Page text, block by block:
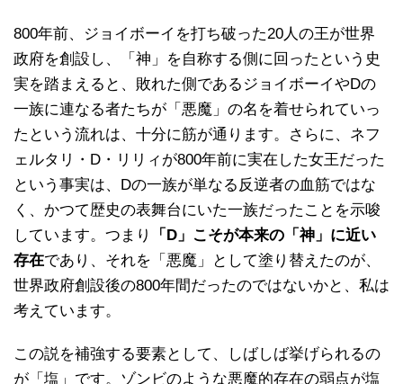
800年前、ジョイボーイを打ち破った20人の王が世界
政府を創設し、「神」を自称する側に回ったという史
実を踏まえると、敗れた側であるジョイボーイやDの
一族に連なる者たちが「悪魔」の名を着せられていっ
たという流れは、十分に筋が通ります。さらに、ネフ
ェルタリ・D・リリィが800年前に実在した女王だった
という事実は、Dの一族が単なる反逆者の血筋ではな
く、かつて歴史の表舞台にいた一族だったことを示唆
しています。つまり
「D」こそが本来の「神」に近い
存在であり、それを「悪魔」として塗り替えたのが、
世界政府創設後の800年間だったのではないかと、私は
考えています。
この説を補強する要素として、しばしば挙げられるの
が「塩」です。ゾンビのような悪魔的存在の弱点が塩